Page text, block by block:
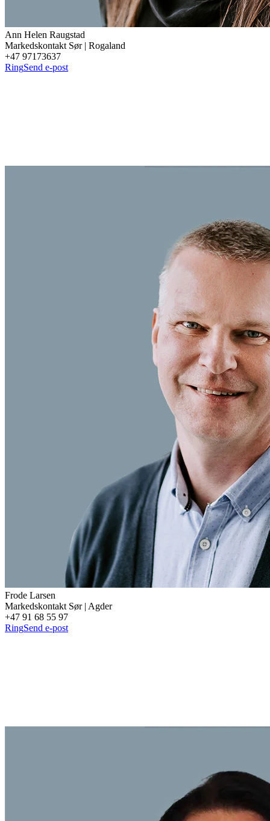
Ann Helen Raugstad
Markedskontakt Sør | Rogaland
+47 97173637
RingSend e-post
Frode Larsen
Markedskontakt Sør | Agder
+47 91 68 55 97
RingSend e-post